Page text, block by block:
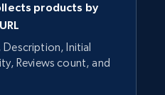
products by
Description, Initial
Reviews count, and